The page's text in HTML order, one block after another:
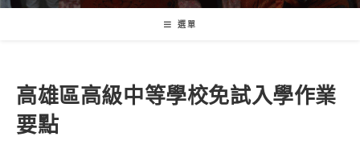
選單
高雄區高級中等學校免試入學作業
要點